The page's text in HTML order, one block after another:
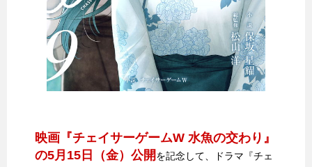
映画『チェイサーゲームW 水魚の交わり』
の5月15日（金）公開を記念して、ドラマ『チェ